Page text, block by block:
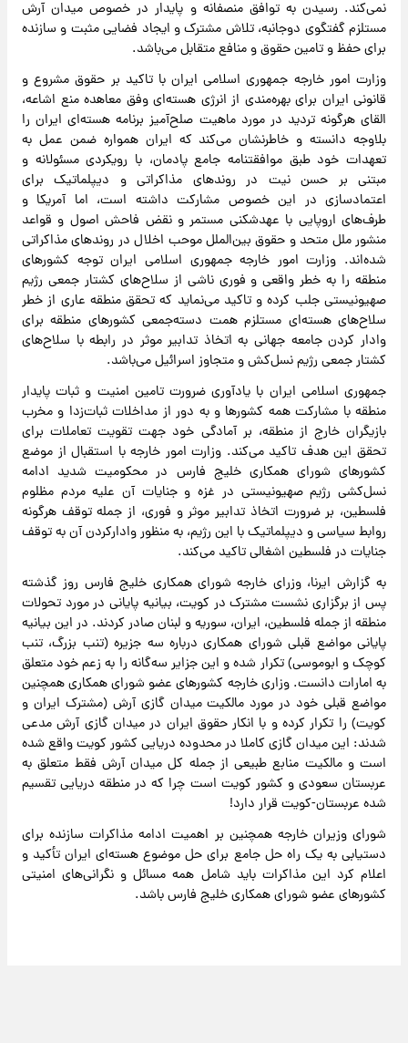
نمی‌کند. رسیدن به توافق منصفانه و پایدار در خصوص میدان آرش
مستلزم گفتگوی دوجانبه، تلاش مشترک و ایجاد فضایی مثبت و سازنده
برای حفظ و تامین حقوق و منافع متقابل می‌باشد.
وزارت امور خارجه جمهوری اسلامی ایران با تاکید بر حقوق مشروع و
قانونی ایران برای بهره‌مندی از انرژی هسته‌ای وفق معاهده منع اشاعه،
القای هرگونه تردید در مورد ماهیت صلح‌آمیز برنامه هسته‌ای ایران را
بلاوجه دانسته و خاطرنشان می‌کند که ایران همواره ضمن عمل به
تعهدات خود طبق موافقتنامه جامع پادمان، با رویکردی مسئولانه و
مبتنی بر حسن نیت در روندهای مذاکراتی و دیپلماتیک برای
اعتمادسازی در این خصوص مشارکت داشته است، اما آمریکا و
طرف‌های اروپایی با عهدشکنی مستمر و نقض فاحش اصول و قواعد
منشور ملل متحد و حقوق بین‌الملل موحب اخلال در روندهای مذاکراتی
شده‌اند. وزارت امور خارجه جمهوری اسلامی ایران توجه کشورهای
منطقه را به خطر واقعی و فوری ناشی از سلاح‌های کشتار جمعی رژیم
صهیونیستی جلب کرده و تاکید می‌نماید که تحقق منطقه عاری از خطر
سلاح‌های هسته‌ای مستلزم همت دسته‌جمعی کشورهای منطقه برای
وادار کردن جامعه جهانی به اتخاذ تدابیر موثر در رابطه با سلاح‌های
کشتار جمعی رژیم نسل‌کش و متجاوز اسرائیل می‌باشد.
جمهوری اسلامی ایران با یادآوری ضرورت تامین امنیت و ثبات پایدار
منطقه با مشارکت همه کشورها و به دور از مداخلات ثبات‌زدا و مخرب
بازیگران خارج از منطقه، بر آمادگی خود جهت تقویت تعاملات برای
تحقق این هدف تاکید می‌کند. وزارت امور خارجه با استقبال از موضع
کشورهای شورای همکاری خلیج فارس در محکومیت شدید ادامه
نسل‌کشی رژیم صهیونیستی در غزه و جنایات آن علیه مردم مظلوم
فلسطین، بر ضرورت اتخاذ تدابیر موثر و فوری، از جمله توقف هرگونه
روابط سیاسی و دیپلماتیک با این رژیم، به منظور وادارکردن آن به توقف
جنایات در فلسطین اشغالی تاکید می‌کند.
به گزارش ایرنا، وزرای خارجه شورای همکاری خلیج فارس روز گذشته
پس از برگزاری نشست مشترک در کویت، بیانیه پایانی در مورد تحولات
منطقه از جمله فلسطین، ایران، سوریه و لبنان صادر کردند. در این بیانیه
پایانی مواضع قبلی شورای همکاری درباره سه جزیره (تنب بزرگ، تنب
کوچک و ابوموسی) تکرار شده و این جزایر سه‌گانه را به زعم خود متعلق
به امارات دانست. وزاری خارجه کشورهای عضو شورای همکاری همچنین
مواضع قبلی خود در مورد مالکیت میدان گازی آرش (مشترک ایران و
کویت) را تکرار کرده و با انکار حقوق ایران در میدان گازی آرش مدعی
شدند: این میدان گازی کاملا در محدوده دریایی کشور کویت واقع شده
است و مالکیت منابع طبیعی از جمله کل میدان آرش فقط متعلق به
عربستان سعودی و کشور کویت است چرا که در منطقه دریایی تقسیم
شده عربستان-کویت قرار دارد!
شورای وزیران خارجه همچنین بر اهمیت ادامه مذاکرات سازنده برای
دستیابی به یک راه حل جامع برای حل موضوع هسته‌ای ایران تأکید و
اعلام کرد این مذاکرات باید شامل همه مسائل و نگرانی‌های امنیتی
کشورهای عضو شورای همکاری خلیج فارس باشد.